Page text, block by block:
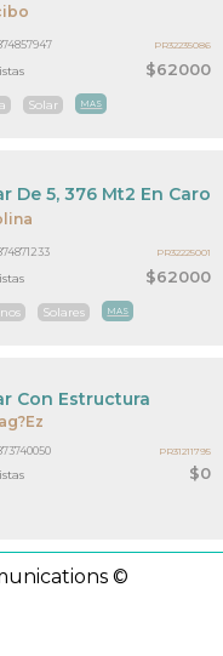
$62000
Solar MAS
PR32235086
$62000
De 5, 376 Mt2 En
Solares MAS
PR32225001
$0
Con Estructura
PR31211795
©